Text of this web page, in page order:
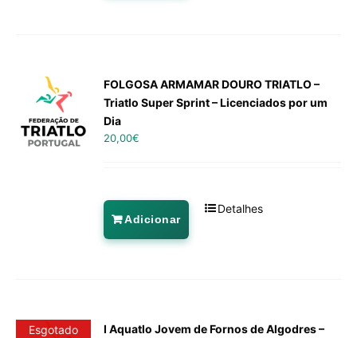
FOLGOSA ARMAMAR DOURO TRIATLO –
Triatlo Super Sprint – Licenciados por um
Dia
20,00€
Adicionar
Detalhes
Esgotado
I Aquatlo Jovem de Fornos de Algodres –